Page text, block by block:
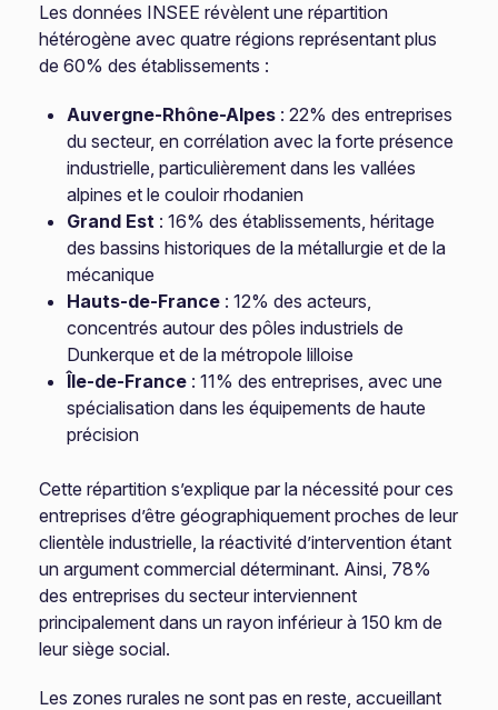
Les données INSEE révèlent une répartition
hétérogène avec quatre régions représentant plus
de 60% des établissements :
Auvergne-Rhône-Alpes : 22% des entreprises
du secteur, en corrélation avec la forte présence
industrielle, particulièrement dans les vallées
alpines et le couloir rhodanien
Grand Est : 16% des établissements, héritage
des bassins historiques de la métallurgie et de la
mécanique
Hauts-de-France : 12% des acteurs,
concentrés autour des pôles industriels de
Dunkerque et de la métropole lilloise
Île-de-France : 11% des entreprises, avec une
spécialisation dans les équipements de haute
précision
Cette répartition s’explique par la nécessité pour ces
entreprises d’être géographiquement proches de leur
clientèle industrielle, la réactivité d’intervention étant
un argument commercial déterminant. Ainsi, 78%
des entreprises du secteur interviennent
principalement dans un rayon inférieur à 150 km de
leur siège social.
Les zones rurales ne sont pas en reste, accueillant